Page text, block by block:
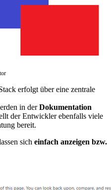
erfolgt über eine zentrale
in derDokumentation
der Entwickler ebenfalls viele
bereit.
sich einfach anzeigen bzw.